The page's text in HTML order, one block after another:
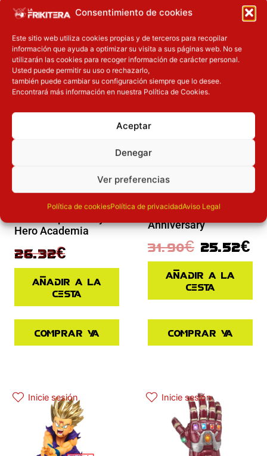
Consentimiento de cookies
Este sitio web utiliza cookies propias y de terceros para recopilar
información que ayuda a optimizar su visita a sus páginas web. No se
utilizarán las cookies para recoger información de carácter personal.
Usted puede permitir su uso o rechazarlo,
también puede cambiar su configuración siempre que lo desee.
Encontrará más información en nuestra Política de Cookies.
Aceptar
Denegar
Ver preferencias
Política de cookiesPolítica de privacidadAviso Legal
OTROS PRODUCTOS QUE TE
PUEDEN INTERESAR
Inicie sesión
Figura Katsuki
Bakugo The Amazing
Hero Academia
32.90€
El precio original era: 32.90€.
26.32€
El precio actual es: 26.32€.
Añadir a la
cesta
Comprar ya
Inicie sesión
Novedades
Marvel Legends 20th
Anniversary
31.90€
El precio original era: 31.90€.
25.52€
Añadir a la
cesta
Comprar ya
Inicie sesión Inicie sesión